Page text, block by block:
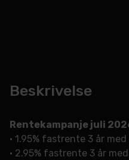
Beskrivelse
Rentekampanje juli
• 1.95% fastrente 3 år
• 2.95% fastrente 3 år